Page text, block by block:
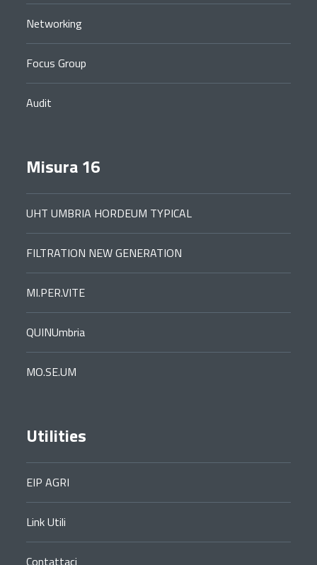
Networking
Focus Group
Audit
Misura 16
UHT UMBRIA HORDEUM TYPICAL
FILTRATION NEW GENERATION
MI.PER.VITE
QUINUmbria
MO.SE.UM
Utilities
EIP AGRI
Link Utili
Contattaci